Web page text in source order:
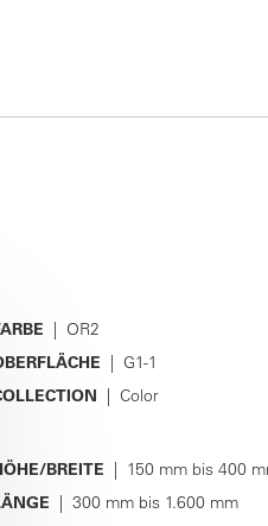
| OR2
| G1-1
| Color
BREITE | 150 mm bis 400
| 300 mm bis 1.600 mm